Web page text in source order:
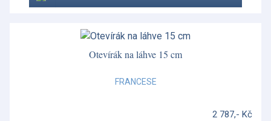
Otevírák na láhve 15 cm
FRANCESE
2 787,- Kč